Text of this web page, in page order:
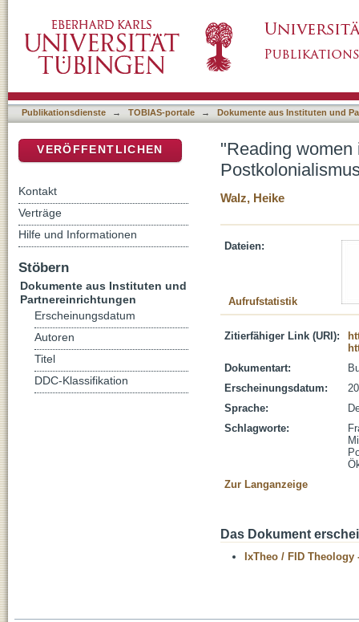
Evangelisation
Publikationsdienste → TOBIAS-portale → Dokumente aus Instituten und
"Reading
Walz, Heike
Dateien:
Aufrufstatistik
Zitierfähiger Link (URI):
Dokumentart:
Erscheinungsdatum:
Sprache:
Schlagworte:
Zur Langanzeige
Das Dokument
IxTheo / FID Theology
VERÖFFENTLICHEN
Kontakt
Verträge
Hilfe und Informationen
Stöbern
Dokumente aus Instituten und
Partnereinrichtungen
Erscheinungsdatum
Autoren
Titel
DDC-Klassifikation